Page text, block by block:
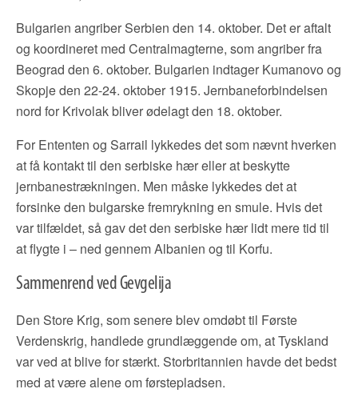
Bulgarien angriber Serbien den 14. oktober. Det er aftalt
og koordineret med Centralmagterne, som angriber fra
Beograd den 6. oktober. Bulgarien indtager Kumanovo og
Skopje den 22-24. oktober 1915. Jernbaneforbindelsen
nord for Krivolak bliver ødelagt den 18. oktober.
For Ententen og Sarrail lykkedes det som nævnt hverken
at få kontakt til den serbiske hær eller at beskytte
jernbanestrækningen. Men måske lykkedes det at
forsinke den bulgarske fremrykning en smule. Hvis det
var tilfældet, så gav det den serbiske hær lidt mere tid til
at flygte i – ned gennem Albanien og til Korfu.
Sammenrend ved Gevgelija
Den Store Krig, som senere blev omdøbt til Første
Verdenskrig, handlede grundlæggende om, at Tyskland
var ved at blive for stærkt. Storbritannien havde det bedst
med at være alene om førstepladsen.